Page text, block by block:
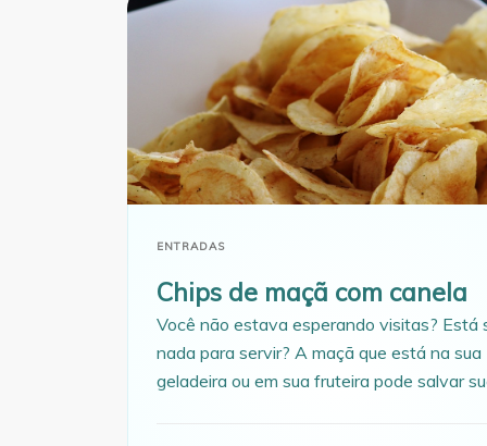
ENTRADAS
Chips de maçã com canela
Você não estava esperando visitas? Está
nada para servir? A maçã que está na sua
geladeira ou em sua fruteira pode salvar